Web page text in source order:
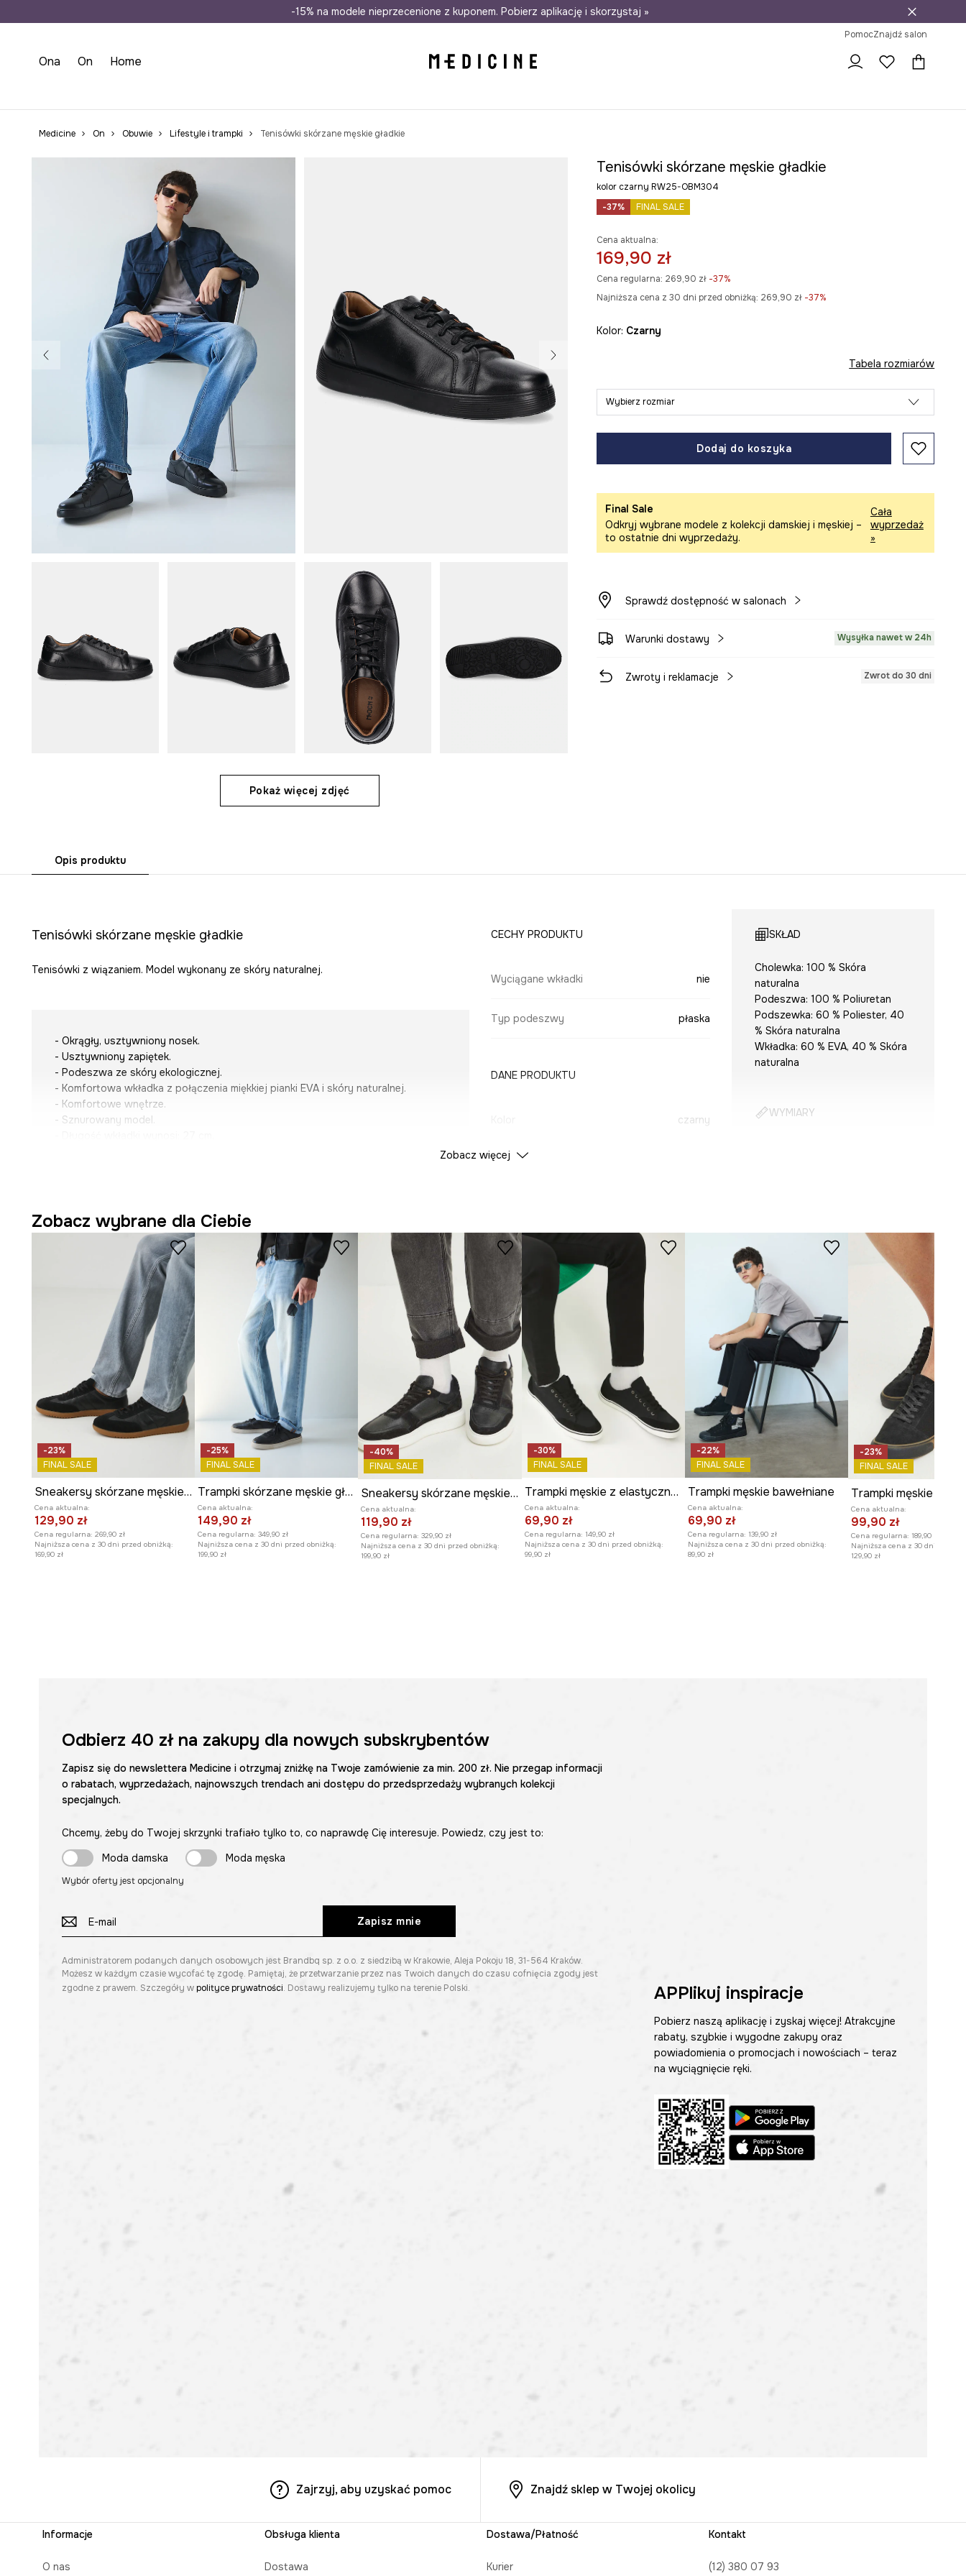
Wysyłka nawet w 24h Darmowa dostawa do salonów 30 dni na zwrot
-15% na modele nieprzecenione z kuponem. Pobierz aplikację i skorzystaj »
PomocZnajdź salon
Ona On Home
Medicine On Obuwie Lifestyle i trampki Tenisówki skórzane męskie gładkie
Pokaż więcej zdjęć
Tenisówki skórzane męskie gładkie
kolor czarny RW25-OBM304
-37%
FINAL SALE
Cena aktualna:
169,90 zł
Cena regularna: 269,90 zł-37%
Najniższa cena z 30 dni przed obniżką: 269,90 zł -37%
Kolor: czarny
Tabela rozmiarów
Wybierz rozmiar
Dodaj do koszyka
Final Sale
Odkryj wybrane modele z kolekcji damskiej i męskiej –
to ostatnie dni wyprzedaży.
Cała
wyprzedaż
»
Sprawdź dostępność w salonach
Warunki dostawy Wysyłka nawet w 24h
Zwroty i reklamacje Zwrot do 30 dni
Opis produktu
Tenisówki skórzane męskie gładkie
Tenisówki z wiązaniem. Model wykonany ze skóry naturalnej.
- Okrągły, usztywniony nosek.
- Usztywniony zapiętek.
- Podeszwa ze skóry ekologicznej.
- Komfortowa wkładka z połączenia miękkiej pianki EVA i skóry naturalnej.
- Komfortowe wnętrze.
- Sznurowany model.
CECHY PRODUKTU
Wyciągane wkładki nie
Typ podeszwy płaska
DANE PRODUKTU
czarny
ID Produktu
SKŁAD
Cholewka: 100 % Skóra
naturalna
Podeszwa: 100 % Poliuretan
Podszewka: 60 % Poliester, 40
% Skóra naturalna
Wkładka: 60 % EVA, 40 % Skóra
naturalna
WYMIARY
Zobacz więcej
Zobacz wybrane dla Ciebie
-23%
FINAL SALE
Sneakersy skórzane męskie z elastyczną podeszwą kolor czarny
Cena aktualna:
129,90 zł
Cena regularna: 269,90 zł
Najniższa cena z 30 dni przed obniżką:
169,90 zł
-25%
FINAL SALE
Trampki skórzane męskie gładkie
Cena aktualna:
149,90 zł
Cena regularna: 349,90 zł
Najniższa cena z 30 dni przed obniżką:
199,90 zł
-40%
FINAL SALE
Sneakersy skórzane męskie kolor czarny
Cena aktualna:
119,90 zł
Cena regularna: 329,90 zł
Najniższa cena z 30 dni przed obniżką:
199,90 zł
-30%
FINAL SALE
Trampki męskie z elastyczną podeszwą kolor czarny
Cena aktualna:
69,90 zł
Cena regularna: 149,90 zł
Najniższa cena z 30 dni przed obniżką:
99,90 zł
-22%
FINAL SALE
Trampki męskie bawełniane
Cena aktualna:
69,90 zł
Cena regularna: 139,90 zł
Najniższa cena z 30 dni przed obniżką:
89,90 zł
-23%
FINAL SALE
Cena aktualna:
99,90 zł
Cena regularna: 189,90 zł
Najniższa cena z 30 dni przed
129,90 zł
Odbierz 40 złna zakupy dla nowych subskrybentów
Zapisz się do newslettera Medicine i otrzymaj zniżkę na Twoje zamówienie za min. 200 zł. Nie przegap informacji
o rabatach, wyprzedażach, najnowszych trendach ani dostępu do przedsprzedaży wybranych kolekcji
specjalnych.
Chcemy, żeby do Twojej skrzynki trafiało tylko to, co naprawdę Cię interesuje. Powiedz, czy jest to:
Moda damska
Moda męska
Wybór oferty jest opcjonalny
Zapisz mnie
Administratorem podanych danych osobowych jest Brandbq sp. z o.o. z siedzibą w Krakowie, Aleja Pokoju 18, 31-564 Kraków.
Możesz w każdym czasie wycofać tę zgodę. Pamiętaj, że przetwarzanie przez nas Twoich danych do czasu cofnięcia zgody jest
zgodne z prawem. Szczegóły w polityce prywatności. Dostawy realizujemy tylko na terenie Polski. APPlikuj inspiracje
Pobierz naszą aplikację i zyskaj więcej! Atrakcyjne
rabaty, szybkie i wygodne zakupy oraz
powiadomienia o promocjach i nowościach – teraz
na wyciągnięcie ręki.
Zajrzyj, aby uzyskać pomoc Znajdź sklep w Twojej okolicy
Informacje
O nas
Obsługa klienta
Dostawa
Dostawa/Płatność
Kurier
Kontakt
(12) 380 07 93